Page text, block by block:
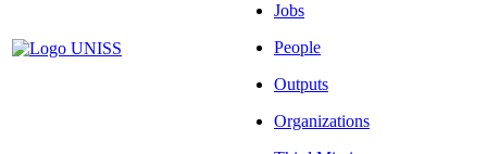
Jobs
People
Outputs
Organizations